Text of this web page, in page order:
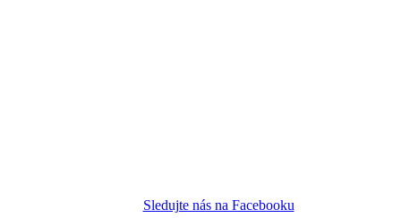
Sledujte nás na Facebooku